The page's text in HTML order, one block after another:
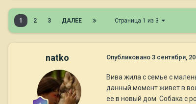
1 2 3 ДАЛЕЕ Страница 1 из 3
natko Опубликовано 3 сентября,
Вива жила с семье с
данный момент живет в
ее в новый дом. Собака с